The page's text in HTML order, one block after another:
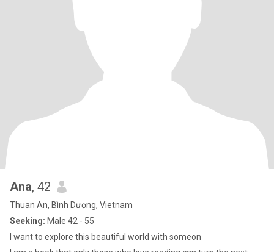
Ana, 42
Thuan An, Bình Dương, Vietnam
Seeking: Male 42 - 55
I want to explore this beautiful world with someon